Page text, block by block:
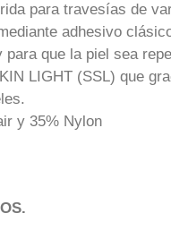
para travesías de
adhesivo
que la piel sea
LIGHT (SSL) que
y 35% Nylon